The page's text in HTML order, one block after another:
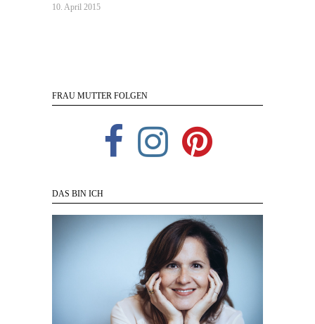
10. April 2015
FRAU MUTTER FOLGEN
DAS BIN ICH